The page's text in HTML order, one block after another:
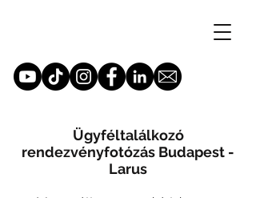
Ügyféltalálkozó
rendezvényfotózás Budapest -
Larus